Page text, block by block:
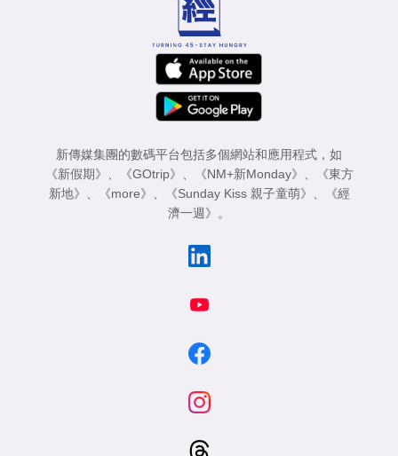
新傳媒集團的數碼平台包括多個網站和應用程式，如
《新假期》 、 《GOtrip》 、 《NM+新Monday》 、
《東方
新地》 、 《more》 、 《Sunday Kiss 親子童萌》 、
《經
濟一週》 。